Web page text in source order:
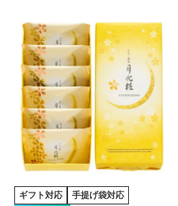
ギフト対応
手提げ袋対応